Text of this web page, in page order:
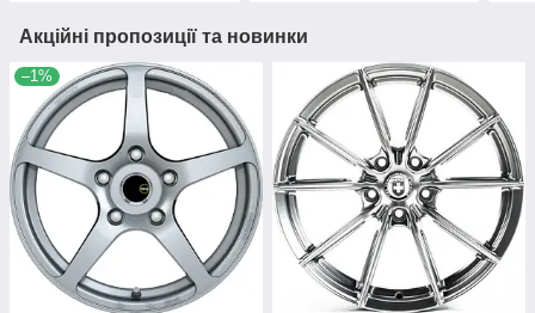
Акційні пропозиції та новинки
–1%